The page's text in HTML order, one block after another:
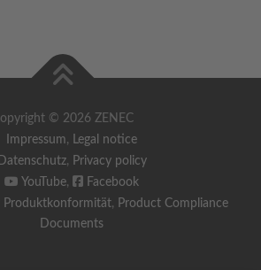
© 2026 ZENEC
Impressum, Legal notice
Datenschutz, Privacy policy
YouTube,
Facebook
Produktkonformität, Product Compliance
Documents